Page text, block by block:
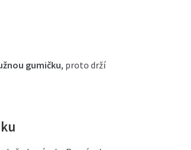
gumičku, proto drží